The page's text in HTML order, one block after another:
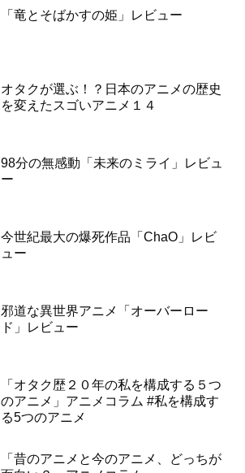
「竜とそばかすの姫」レビュー
オタクが選ぶ！？日本のアニメの歴史
を変えたスゴいアニメ１４
98分の無感動「未来のミライ」レビュ
ー
今世紀最大の爆死作品「ChaO」レビ
ュー
邪道な異世界アニメ「オーバーロー
ド」レビュー
「オタク歴２０年の私を構成する５つ
のアニメ」アニメコラム #私を構成す
る5つのアニメ
「昔のアニメと今のアニメ、どっちが